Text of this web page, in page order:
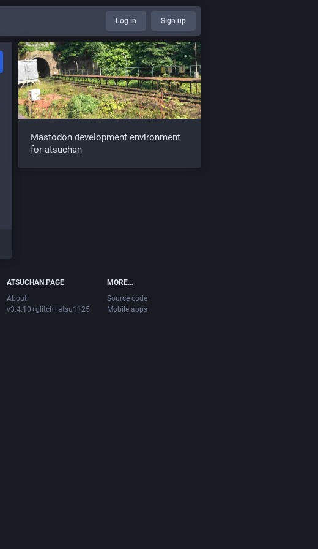
Log in Sign up
Mastodon development environment
for atsuchan
ATSUCHAN.PAGE
About
v3.4.10+glitch+atsu1125
MORE…
Source code
Mobile apps